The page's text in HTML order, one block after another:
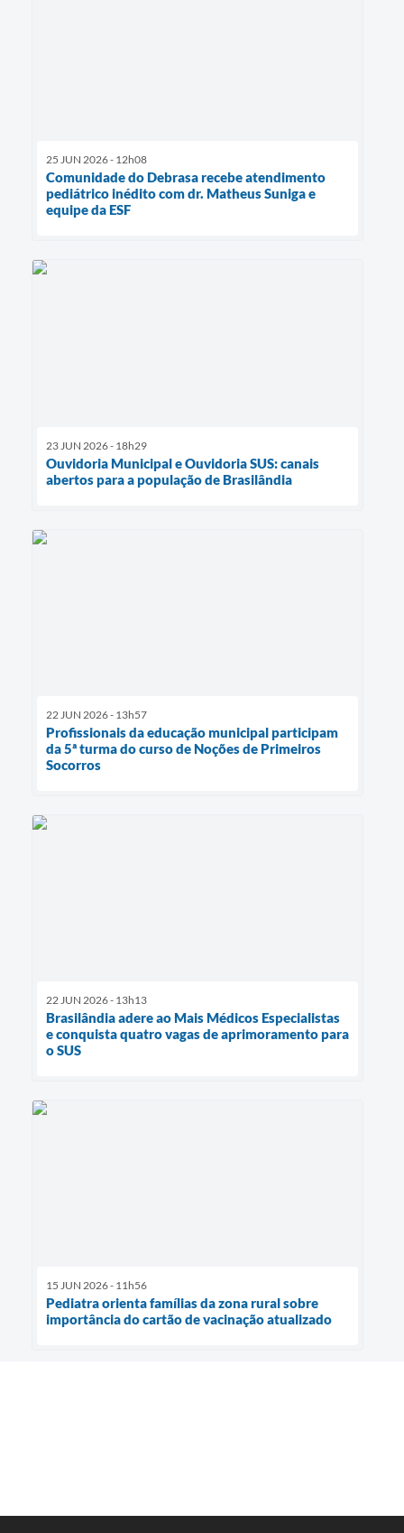
25 JUN 2026 - 12h08
Comunidade do Debrasa recebe atendimento
pediátrico inédito com dr. Matheus Suniga e
equipe da ESF
23 JUN 2026 - 18h29
Ouvidoria Municipal e Ouvidoria SUS: canais
abertos para a população de Brasilândia
22 JUN 2026 - 13h57
Profissionais da educação municipal participam
da 5ª turma do curso de Noções de Primeiros
Socorros
22 JUN 2026 - 13h13
Brasilândia adere ao Mais Médicos Especialistas
e conquista quatro vagas de aprimoramento para
o SUS
15 JUN 2026 - 11h56
Pediatra orienta famílias da zona rural sobre
importância do cartão de vacinação atualizado